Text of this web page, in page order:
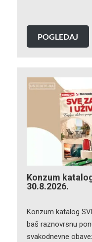
POGLEDAJ
Konzum
30.8.2026.
Konzum katalog
baš raznovrsnu
svakodnevne